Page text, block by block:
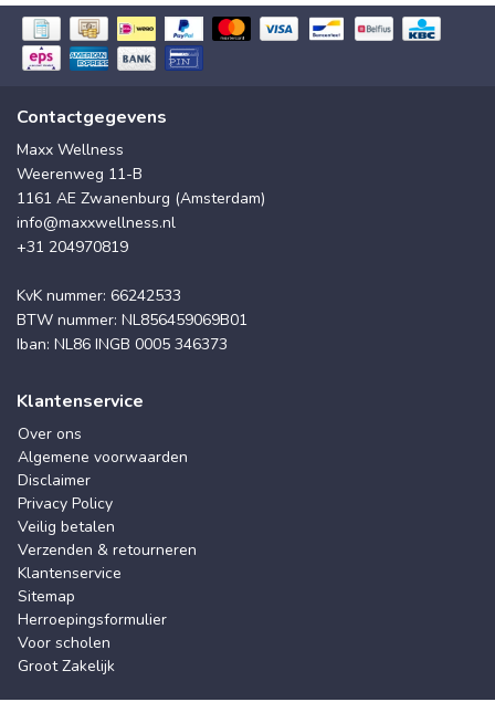
Contactgegevens
Maxx Wellness
Weerenweg 11-B
1161 AE Zwanenburg (Amsterdam)
info@maxxwellness.nl
+31 204970819
KvK nummer: 66242533
BTW nummer: NL856459069B01
Iban: NL86 INGB 0005 346373
Klantenservice
Over ons
Algemene voorwaarden
Disclaimer
Privacy Policy
Veilig betalen
Verzenden & retourneren
Klantenservice
Sitemap
Herroepingsformulier
Voor scholen
Groot Zakelijk